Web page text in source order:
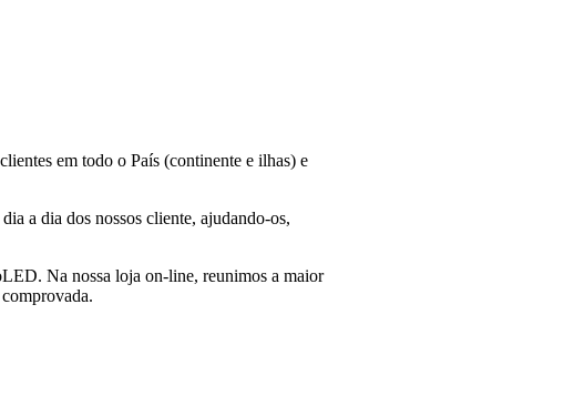
em todo o País (continente e ilhas) e
a dia dos nossos cliente, ajudando-os,
Na nossa loja on-line, reunimos a maior